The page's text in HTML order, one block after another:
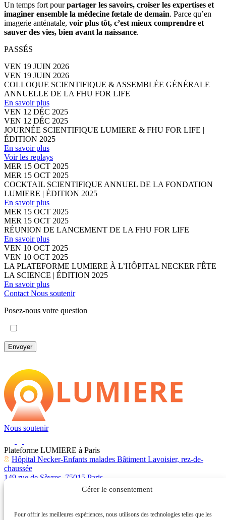
Gérer le consentement
Pour offrir les meilleures expériences, nous utilisons des technologies telles que les
Un temps fort pourpartager les savoirs, croiser les expertises et
imaginer ensemble la médecine fœtale de demain. Parce qu’en
imagerie anténatale, voir plus tôt, c’est mieux comprendre et
sauver des vies, bien avant la naissance.
PASSÉS
VEN 19 JUIN 2026
VEN 19 JUIN 2026
COLLOQUE SCIENTIFIQUE & ASSEMBLÉE GÉNÉRALE
ANNUELLE DE LA FHU FOR LIFE
En savoir plus
VEN 12 DÉC 2025
VEN 12 DÉC 2025
JOURNÉE SCIENTIFIQUE LUMIERE & FHU FOR LIFE |
ÉDITION 2025
En savoir plus
Voir les replays
MER 15 OCT 2025
MER 15 OCT 2025
COCKTAIL SCIENTIFIQUE ANNUEL DE LA FONDATION
LUMIERE | ÉDITION 2025
En savoir plus
MER 15 OCT 2025
MER 15 OCT 2025
RÉUNION DE LANCEMENT DE LA FHU FOR LIFE
En savoir plus
VEN 10 OCT 2025
VEN 10 OCT 2025
LA PLATEFORME LUMIERE À L’HÔPITAL NECKER FÊTE
LA SCIENCE | ÉDITION 2025
En savoir plus
Contact Nous soutenir
Posez-nous votre question
Envoyer
Nous soutenir
Plateforme LUMIERE à Paris
Hôpital Necker-Enfants malades Bâtiment Lavoisier, rez-de-
chaussée
149 rue de Sèvres, 75015 Paris
53 rue de l’Escat 13006 Marseille